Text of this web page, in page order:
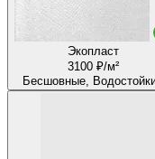
Экопласт
3100 ₽/м²
Бесшовные,